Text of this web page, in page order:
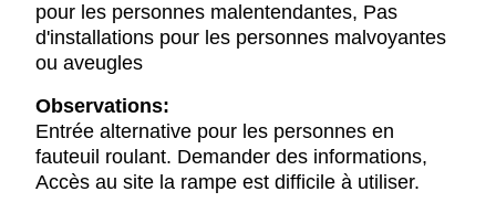
pour les personnes malentendantes, Pas
d'installations pour les personnes malvoyantes
ou aveugles
Observations:
Entrée alternative pour les personnes en
fauteuil roulant. Demander des informations,
Accès au site la rampe est difficile à utiliser.